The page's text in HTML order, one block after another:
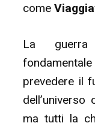
come
La guerra
prevedere il
dell’universo
ma tutti la